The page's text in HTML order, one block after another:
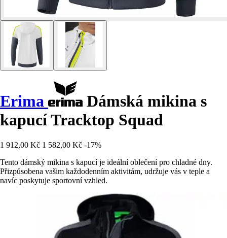
Erima
Dámská mikina s
kapucí Tracktop Squad
1 912,00 Kč 1 582,00 Kč -17%
Tento dámský mikina s kapucí je ideální oblečení pro chladné dny.
Přizpůsobena vašim každodenním aktivitám, udržuje vás v teple a
navíc poskytuje sportovní vzhled.